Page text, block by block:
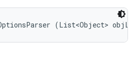
(List<Object>